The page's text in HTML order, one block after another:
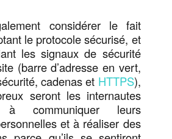
considérer le fait
le protocole sécurisé, et
les signaux de sécurité
(barre d’adresse en vert,
cadenas et HTTPS),
seront les internautes
à communiquer leurs
et à réaliser des